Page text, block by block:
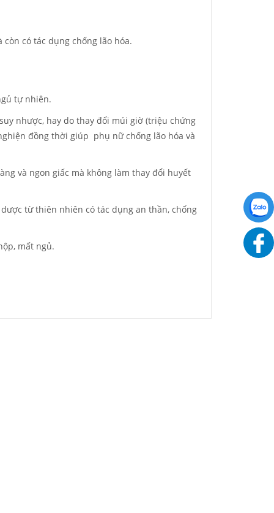
có tác dụng chống lão hóa.
tự nhiên.
nhược, hay do thay đổi múi giờ (triệu chứng
đồng thời giúp phụ nữ chống lão hóa và
và ngon giấc mà không làm thay đổi huyết
từ thiên nhiên có tác dụng an thần, chống
mất ngủ.